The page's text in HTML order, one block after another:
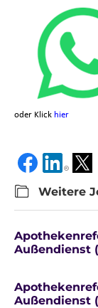
oder Klick hier
Weitere
Außendienst
Außendienst